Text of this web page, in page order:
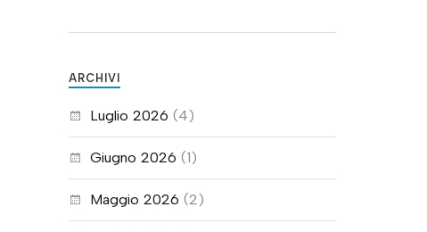
ARCHIVI
Luglio 2026 (4)
Giugno 2026 (1)
Maggio 2026 (2)